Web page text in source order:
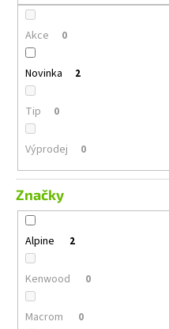
Akce 0
Novinka 2
Tip 0
Výprodej 0
Značky
Alpine 2
Kenwood 0
Macrom 0
m
GROUND
ZERO
3.250
SPL
12
990
Kč